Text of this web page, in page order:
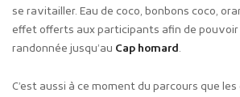
se ravitailler. Eau de coco, bonbons coco,
effet offerts aux participants afin de
randonnée jusqu’au Cap homard.
C’est aussi à ce moment du parcours que